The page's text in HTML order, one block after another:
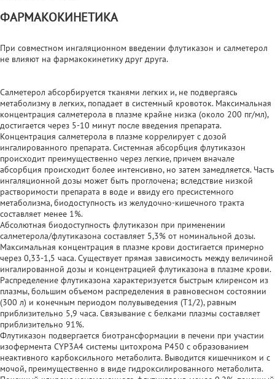
ФАРМАКОКИНЕТИКА
При совместном ингаляционном введении флутиказон и салметерол
не влияют на фармакокинетику друг друга.
Салметерол абсорбируется тканями легких и, не подвергаясь
метаболизму в легких, попадает в системный кровоток. Максимальная
концентрация салметерола в плазме крайне низка (около 200 пг/мл),
достигается через 5-10 минут после введения препарата.
Концентрация салметерола в плазме коррелирует с дозой
ингалированного препарата. Системная абсорбция флутиказон
происходит преимущественно через легкие, причем вначале
абсорбция происходит более интенсивно, но затем замедляется. Часть
ингаляционной дозы может быть проглочена; вследствие низкой
растворимости препарата в воде и ввиду его пресистемного
метаболизма, биодоступность из желудочно-кишечного тракта
составляет менее 1%.
Абсолютная биодоступность флутиказон при применении
салметерола/флутиказона составляет 5,3% от номинальной дозы.
Максимальная концентрация в плазме крови достигается примерно
через 0,33-1,5 часа. Существует прямая зависимость между величиной
ингалированной дозы и концентрацией флутиказона в плазме крови.
Распределение флутиказона характеризуется быстрым клиренсом из
плазмы, большим объемом распределения в равновесном состоянии
(300 л) и конечным периодом полувыведения (Т1/2), равным
приблизительно 5,9 часа. Связывание с белками плазмы составляет
приблизительно 91%.
Флутиказон подвергается биотрансформации в печени при участии
изофермента CYP3A4 системы цитохрома Р450 с образованием
неактивного карбоксильного метаболита. Выводится кишечником и с
мочой, преимущественно в виде гидроксилированного метаболита.